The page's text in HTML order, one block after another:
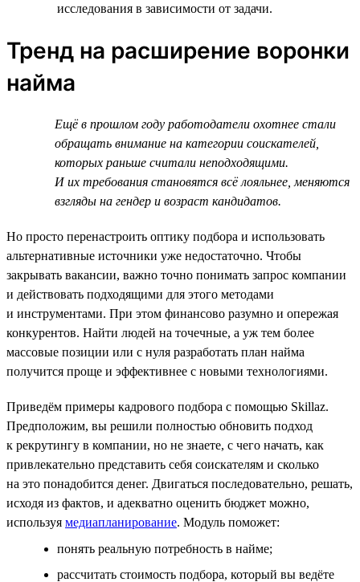
исследования в зависимости от задачи.
Тренд на расширение воронки
найма
Ещё в прошлом году работодатели охотнее стали
обращать внимание на категории соискателей,
которых раньше считали неподходящими.
И их требования становятся всё лояльнее, меняются
взгляды на гендер и возраст кандидатов.
Но просто перенастроить оптику подбора и использовать
альтернативные источники уже недостаточно. Чтобы
закрывать вакансии, важно точно понимать запрос компании
и действовать подходящими для этого методами
и инструментами. При этом финансово разумно и опережая
конкурентов. Найти людей на точечные, а уж тем более
массовые позиции или с нуля разработать план найма
получится проще и эффективнее с новыми технологиями.
Приведём примеры кадрового подбора с помощью Skillaz.
Предположим, вы решили полностью обновить подход
к рекрутингу в компании, но не знаете, с чего начать, как
привлекательно представить себя соискателям и сколько
на это понадобится денег. Двигаться последовательно, решать,
исходя из фактов, и адекватно оценить бюджет можно,
используя медиапланирование. Модуль поможет:
понять реальную потребность в найме;
рассчитать стоимость подбора, который вы ведёте